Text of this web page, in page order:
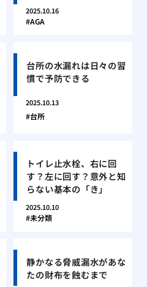
2025.10.16
AGA
台所の水漏れは日々の習
慣で予防できる
2025.10.13
台所
トイレ止水栓、右に回
す？左に回す？意外と知
らない基本の「き」
2025.10.10
未分類
静かなる脅威漏水があな
たの財布を蝕むまで